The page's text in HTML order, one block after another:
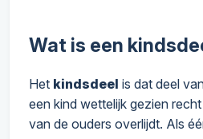
Wat is een
Het kindsdeel is dat deel
een kind wettelijk gezien
van de ouders overlijdt. Als